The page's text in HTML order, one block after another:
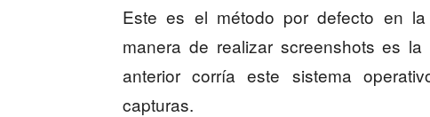
Este es el método por defecto en
manera de realizar screenshots es
anterior corría este sistema
capturas.